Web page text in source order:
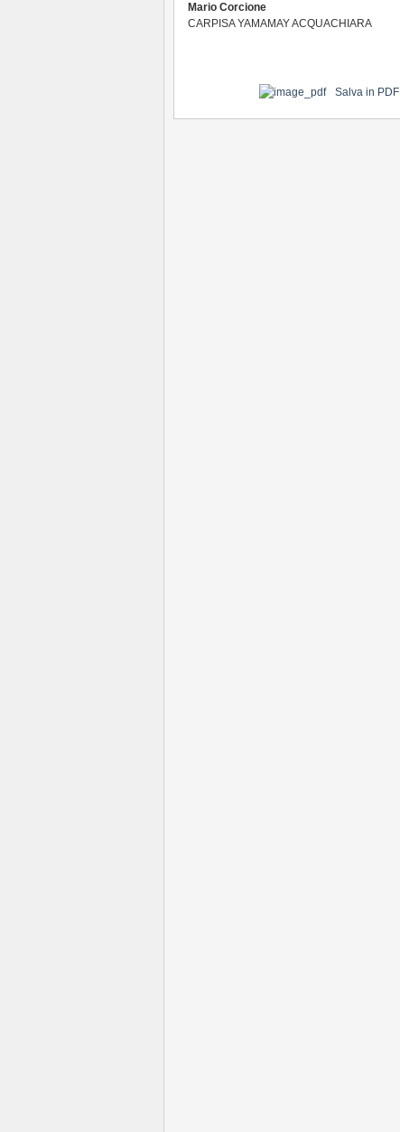
Mario Corcione
CARPISA YAMAMAY ACQUACHIARA
Salva in PDF